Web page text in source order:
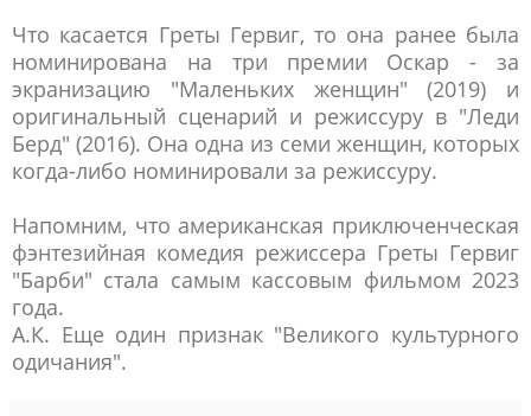
Что касается Греты Гервиг, то она ранее была
номинирована на три премии Оскар - за
экранизацию "Маленьких женщин" (2019) и
оригинальный сценарий и режиссуру в "Леди
Берд" (2016). Она одна из семи женщин, которых
когда-либо номинировали за режиссуру.
Напомним, что американская приключенческая
фэнтезийная комедия режиссера Греты Гервиг
"Барби" стала самым кассовым фильмом 2023
года.
А.К. Еще один признак "Великого культурного
одичания".